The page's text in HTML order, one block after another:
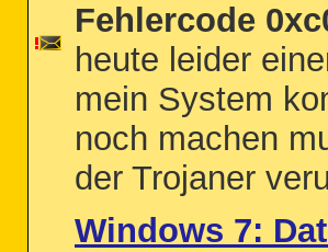
Fehlercode
heute leider
mein System
noch machen
der Trojaner
Windows 7: